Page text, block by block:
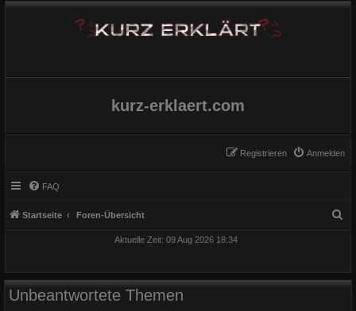
kurz-erklaert.com
Anmelden
Registrieren
FAQ
Startseite Foren-Übersicht
Aktuelle Zeit: 09 Aug 2026 18:34
Unbeantwortete Themen